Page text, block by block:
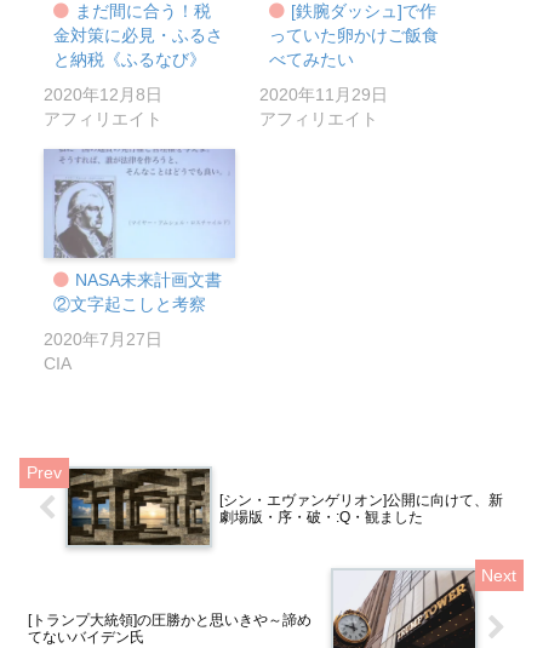
まだ間に合う！税
金対策に必見・ふるさ
と納税《ふるなび》
2020年12月8日
アフィリエイト
[鉄腕ダッシュ]で作
っていた卵かけご飯食
べてみたい
2020年11月29日
アフィリエイト
NASA未来計画文書
②文字起こしと考察
2020年7月27日
CIA
[シン・エヴァンゲリオン]公開に向けて、新
劇場版・序・破・:Q・観ました
[トランプ大統領]の圧勝かと思いきや～諦め
てないバイデン氏